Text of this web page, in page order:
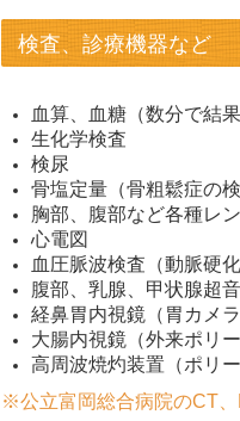
検査、診療機器など
血算、血糖（数分で結
生化学検査
検尿
骨塩定量（骨粗鬆症の
胸部、腹部など各種レ
心電図
血圧脈波検査（動脈硬化
腹部、乳腺、甲状腺超
経鼻胃内視鏡（胃カメラ
大腸内視鏡（外来ポリー
高周波焼灼装置（ポリ
※公立富岡総合病院のCT